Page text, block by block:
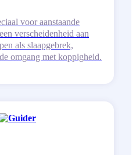
voor aanstaande
verscheidenheid aan
als slaapgebrek,
omgang met koppigheid.